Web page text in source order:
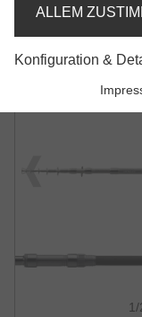
ALLEM
Konfiguration &